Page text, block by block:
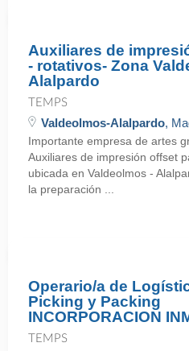
Auxiliares de
- rotativos- Zona
Alalpardo
TEMPS
Valdeolmos-Alalpardo,
Importante empresa de artes
Auxiliares de impresión offset
ubicada en Valdeolmos -
la preparación ...
Operario/a de
Picking y Packing
INCORPORACION
TEMPS